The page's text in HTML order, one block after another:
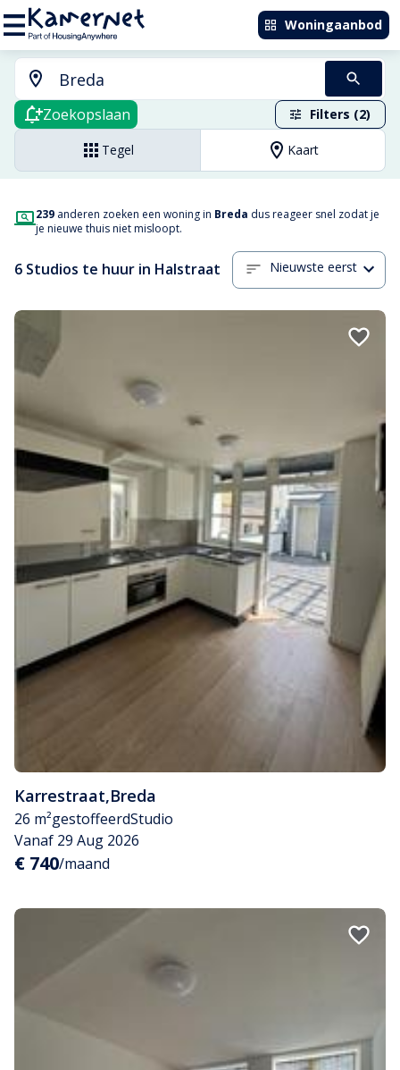
Woningaanbod
Zoekopslaan Filters (2)
Tegel Kaart
239 anderen zoeken een woning in Breda dus reageer snel zodat je
je nieuwe thuis niet misloopt.
6 Studios te huur in Halstraat Nieuwste eerst
Karrestraat,Breda
26 m²gestoffeerdStudio
Vanaf 29 Aug 2026
€ 740/maand